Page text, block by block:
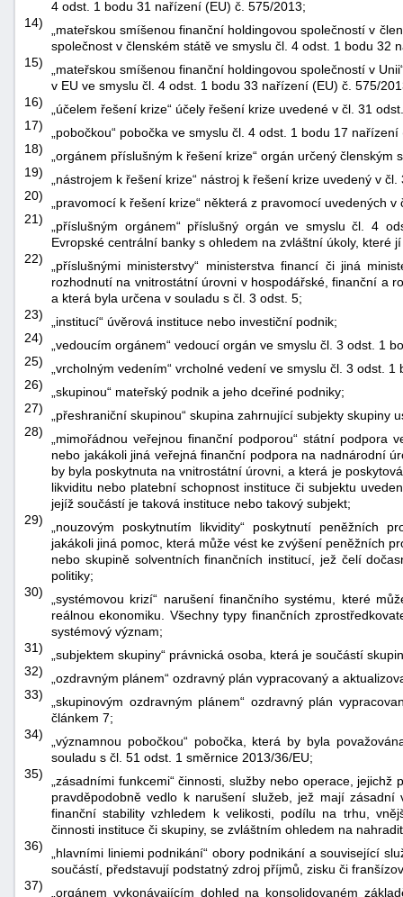
4 odst. 1 bodu 31 nařízení (EU) č. 575/2013;
14)
„mateřskou smíšenou finanční holdingovou společností v
společnost v členském státě ve smyslu čl. 4 odst. 1 bodu 32
15)
„mateřskou smíšenou finanční holdingovou společností v
v EU ve smyslu čl. 4 odst. 1 bodu 33 nařízení (EU) č. 575/
16)
„účelem řešení krize“ účely řešení krize uvedené v čl. 31
17)
„pobočkou“ pobočka ve smyslu čl. 4 odst. 1 bodu 17
18)
„orgánem příslušným k řešení krize“ orgán určený členským
19)
„nástrojem k řešení krize“ nástroj k řešení krize uvedený v čl.
20)
„pravomocí k řešení krize“ některá z pravomocí uvedených
21)
„příslušným orgánem“ příslušný orgán ve smyslu čl. 4
Evropské centrální banky s ohledem na zvláštní úkoly, které
22)
„příslušnými ministerstvy“ ministerstva financí či jiná
rozhodnutí na vnitrostátní úrovni v hospodářské, finanční a
a která byla určena v souladu s čl. 3 odst. 5;
23)
„institucí“ úvěrová instituce nebo investiční podnik;
24)
„vedoucím orgánem“ vedoucí orgán ve smyslu čl. 3 odst. 1
25)
„vrcholným vedením“ vrcholné vedení ve smyslu čl. 3 odst.
26)
„skupinou“ mateřský podnik a jeho dceřiné podniky;
27)
„přeshraniční skupinou“ skupina zahrnující subjekty skupiny
28)
„mimořádnou veřejnou finanční podporou“ státní
nebo jakákoli jiná veřejná finanční podpora na nadnárodní
by byla poskytnuta na vnitrostátní úrovni, a která je
likviditu nebo platební schopnost instituce či subjektu
jejíž součástí je taková instituce nebo takový subjekt;
29)
„nouzovým poskytnutím likvidity“ poskytnutí peněžních
jakákoli jiná pomoc, která může vést ke zvýšení peněžních
nebo skupině solventních finančních institucí, jež čelí
politiky;
30)
„systémovou krizí“ narušení finančního systému, které
reálnou ekonomiku. Všechny typy finančních
systémový význam;
31)
„subjektem skupiny“ právnická osoba, která je součástí
32)
„ozdravným plánem“ ozdravný plán vypracovaný a
33)
„skupinovým ozdravným plánem“ ozdravný plán
článkem 7;
34)
„významnou pobočkou“ pobočka, která by byla
souladu s čl. 51 odst. 1 směrnice 2013/36/EU;
35)
„zásadními funkcemi“ činnosti, služby nebo operace,
pravděpodobně vedlo k narušení služeb, jež mají
finanční stability vzhledem k velikosti, podílu na trhu,
činnosti instituce či skupiny, se zvláštním ohledem na
36)
„hlavními liniemi podnikání“ obory podnikání a související
součástí, představují podstatný zdroj příjmů, zisku či
37)
„orgánem vykonávajícím dohled na konsolidovaném